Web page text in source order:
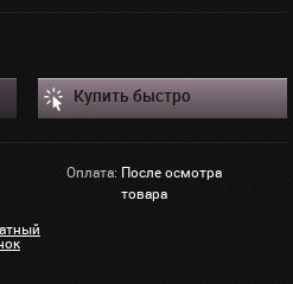
Купить быстро
Оплата: После осмотра
товара